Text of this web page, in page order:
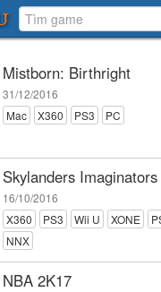
Mistborn: Birthright
31/12/2016
Mac
X360 PS3 PC
Skylanders Imaginators
16/10/2016
X360
PS3 Wii U XONE
NNX
NBA 2K17